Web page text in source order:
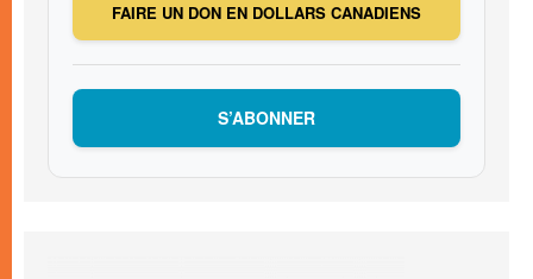
FAIRE UN DON EN DOLLARS CANADIENS
S’ABONNER